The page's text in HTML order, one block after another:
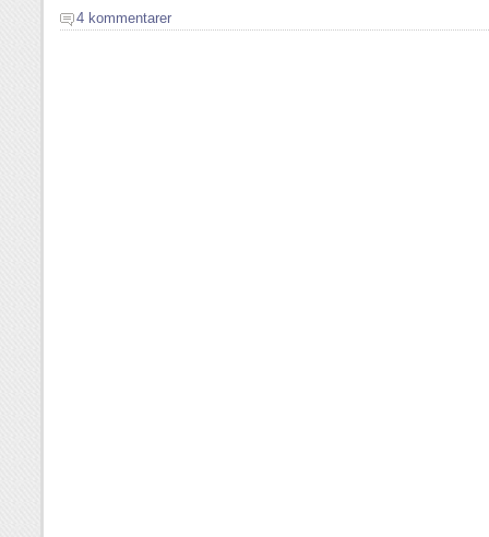
4 kommentarer